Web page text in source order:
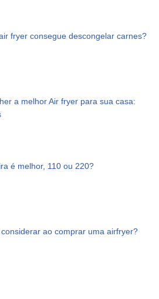
fryer consegue descongelar carnes?
a melhor Air fryer para sua casa:
é melhor, 110 ou 220?
ao comprar uma airfryer?